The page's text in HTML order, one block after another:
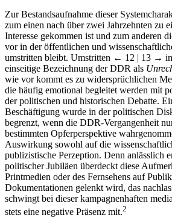
Zur Bestandsaufnahme dieser
zum einen nach über zwei Jahrzehnten zu
Interesse gekommen ist und zum anderen
vor in der öffentlichen und
umstritten bleibt. Umstritten ← 12 | 13 →
einseitige Bezeichnung der DDR als
wie vor kommt es zu widersprüchlichen
die häufig emotional begleitet werden mit
der politischen und historischen Debatte.
Beschäftigung wurde in der politischen
begrenzt, wenn die DDR-Vergangenheit
bestimmten Opferperspektive
Auswirkung sowohl auf die
publizistische Perzeption. Denn anlässlich
politischer Jubiläen überdeckt diese
Printmedien oder des Fernsehens auf
Dokumentationen gelenkt wird, das
schwingt bei dieser kampagnenhaften
stets eine negative Präsenz mit.2